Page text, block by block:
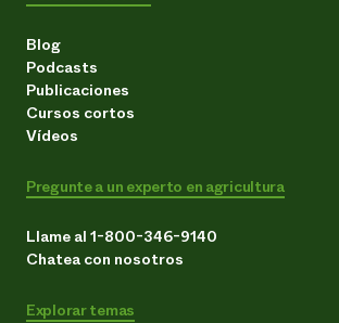
Blog
Podcasts
Publicaciones
Cursos cortos
Vídeos
Pregunte a un experto en agricultura
Llame al 1-800-346-9140
Chatea con nosotros
Explorar temas